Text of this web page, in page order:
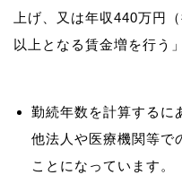
上げ、又は年収440万円
勤続年数を計算するに
他法人や医療機関等で
ことになっています。